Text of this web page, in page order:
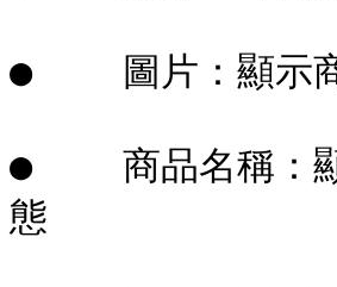
●    圖片：顯示
●    商品名稱：顯
態